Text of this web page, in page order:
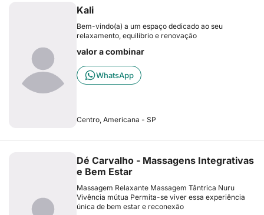
Kali
Bem-vindo(a) a um espaço dedicado ao seu
relaxamento, equilíbrio e renovação
valor a combinar
WhatsApp
Centro, Americana - SP
Dé Carvalho - Massagens Integrativas
e Bem Estar
Massagem Relaxante Massagem Tântrica Nuru
Vivência mútua Permita-se viver essa experiência
única de bem estar e reconexão